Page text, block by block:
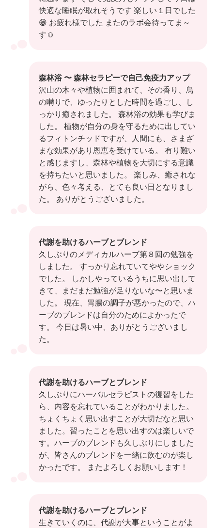
快適な睡眠が取れそうです 楽しい１日でした
😁 お疲れ様でした またのラボ会待ってま～
す☺️
森林浴 〜 森林セラピーで自己免疫力アップ
沢山の木々や植物に囲まれて、その香り、鳥
の囀りで、ゆったりとした時間を過ごし、し
っかり癒されました。 森林浴の効果も学びま
した。 植物が自分の身を守るために出してい
るフィトンチッドですが、人間にも、さまざ
まな効果があり恩恵を受けている。 有り難い
と感じますし、森林や植物を大切にする意識
を持ちたいと思いました。 楽しみ、癒されな
がら、色々考える、とても良い日となりまし
た。 ありがとうございました。
代謝を助けるハーブとブレンド
久しぶりのメディカルハーブ第８回の勉強を
しました。 すっかり忘れていてややショック
でした。 しかしやっているうちに思い出して
きて、まだまだ勉強が足りないな〜と思いま
した。 現在、胃腸の調子が悪かったので、ハ
ーブのブレンドは自分のためによかったで
す。 今日は暑い中、ありがとうございまし
た。
代謝を助けるハーブとブレンド
久しぶりにハーバルセラピストの復習をした
ら、内容を忘れていることがわかりました。
ちょくちょく思い出すことが大切だなと思い
ました。習ったことを思い出すのは楽しいで
す。ハーブのブレンドも久しぶりにしました
が、皆さんのブレンドを一緒に飲むのが楽し
かったです。 またよろしくお願いします！
代謝を助けるハーブとブレンド
生きていくのに、代謝が大事ということがよ